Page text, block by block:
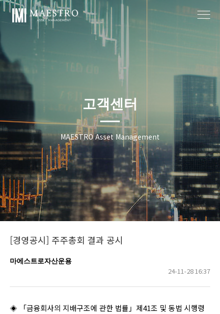
고객센터
MAESTRO Asset Management
[경영공시] 주주총회 결과 공시
마에스트로자산운용
24-11-28 16:37
◈ 「금융회사의 지배구조에 관한 법률」제41조 및 동법 시행령